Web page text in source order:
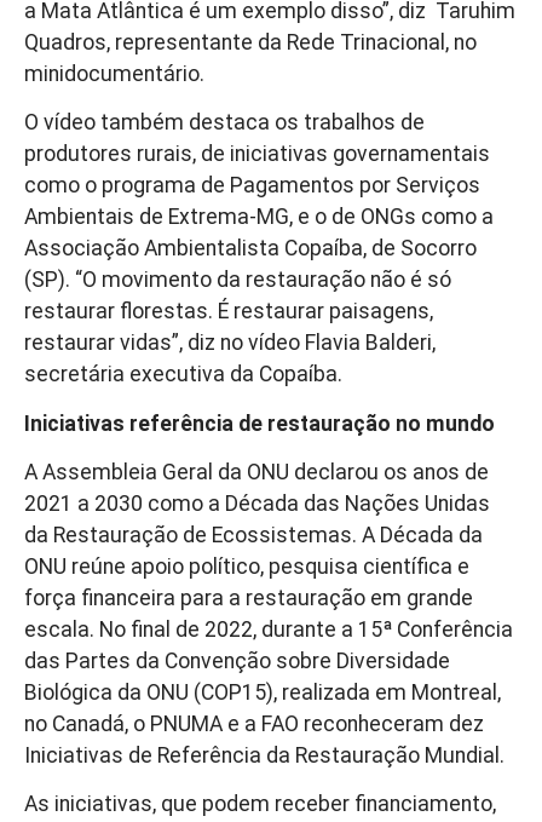
a Mata Atlântica é um exemplo disso”, diz Taruhim
Quadros, representante da Rede Trinacional, no
minidocumentário.
O vídeo também destaca os trabalhos de
produtores rurais, de iniciativas governamentais
como o programa de Pagamentos por Serviços
Ambientais de Extrema-MG, e o de ONGs como a
Associação Ambientalista Copaíba, de Socorro
(SP). “O movimento da restauração não é só
restaurar florestas. É restaurar paisagens,
restaurar vidas”, diz no vídeo Flavia Balderi,
secretária executiva da Copaíba.
Iniciativas referência de restauração no mundo
A Assembleia Geral da ONU declarou os anos de
2021 a 2030 como a Década das Nações Unidas
da Restauração de Ecossistemas. A Década da
ONU reúne apoio político, pesquisa científica e
força financeira para a restauração em grande
escala. No final de 2022, durante a 15ª Conferência
das Partes da Convenção sobre Diversidade
Biológica da ONU (COP15), realizada em Montreal,
no Canadá, o PNUMA e a FAO reconheceram dez
Iniciativas de Referência da Restauração Mundial.
As iniciativas, que podem receber financiamento,